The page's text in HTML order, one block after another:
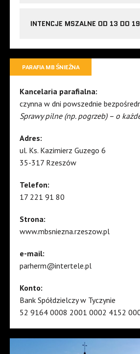
INTENCJE MSZALNE OD 13 DO
PARAFIA MB ŚNIEŻNA
Kancelaria parafialna:
czynna w dni powszednie
Sprawy pilne (np. pogrzeb) – o
Adres:
ul. Ks. Kazimierz Guzego 6
35-317 Rzeszów
Telefon:
17 221 91 80
Strona:
www.mbsniezna.rzeszow.pl
e-mail:
parherm@intertele.pl
Konto:
Bank Spółdzielczy w Tyczynie
52 9164 0008 2001 0002 4152